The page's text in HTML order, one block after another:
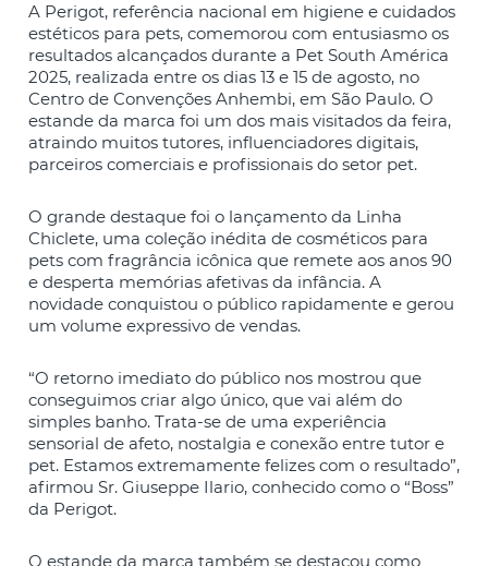
A Perigot, referência nacional em higiene e cuidados
estéticos para pets, comemorou com entusiasmo os
resultados alcançados durante a Pet South América
2025, realizada entre os dias 13 e 15 de agosto, no
Centro de Convenções Anhembi, em São Paulo. O
estande da marca foi um dos mais visitados da feira,
atraindo muitos tutores, influenciadores digitais,
parceiros comerciais e profissionais do setor pet.
O grande destaque foi o lançamento da Linha
Chiclete, uma coleção inédita de cosméticos para
pets com fragrância icônica que remete aos anos 90
e desperta memórias afetivas da infância. A
novidade conquistou o público rapidamente e gerou
um volume expressivo de vendas.
“O retorno imediato do público nos mostrou que
conseguimos criar algo único, que vai além do
simples banho. Trata-se de uma experiência
sensorial de afeto, nostalgia e conexão entre tutor e
pet. Estamos extremamente felizes com o resultado”,
afirmou Sr. Giuseppe Ilario, conhecido como o “Boss”
da Perigot.
O estande da marca também se destacou como